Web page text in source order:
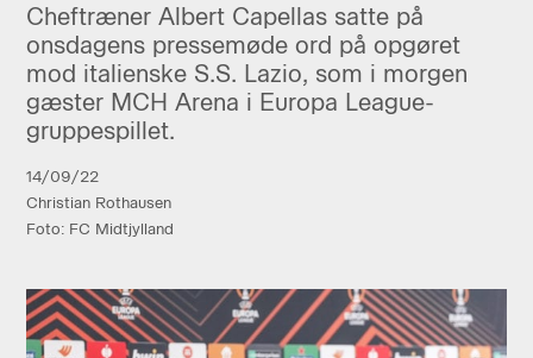
Cheftræner Albert Capellas satte på
onsdagens pressemøde ord på opgøret
mod italienske S.S. Lazio, som i morgen
gæster MCH Arena i Europa League-
gruppespillet.
14/09/22
Christian Rothausen
Foto: FC Midtjylland